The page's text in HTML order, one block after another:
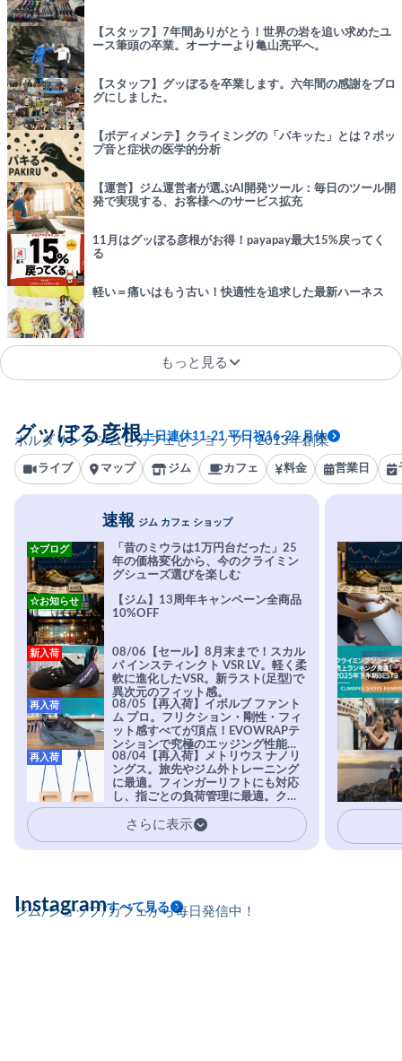
【スタッフ】7年間ありがとう！世界の岩を追い求めたユ
ース筆頭の卒業。オーナーより亀山亮平へ。
【スタッフ】グッぼるを卒業します。六年間の感謝をブロ
グにしました。
【ボディメンテ】クライミングの「パキッた」とは？ポッ
プ音と症状の医学的分析
【運営】ジム運営者が選ぶAI開発ツール：毎日のツール開
発で実現する、お客様へのサービス拡充
11月はグッぼる彦根がお得！payapay最大15%戻ってく
る
軽い＝痛いはもう古い！快適性を追求した最新ハーネス
もっと見る
ボルダリングジムとカフェとショップ｜2013年創業
グッぼる彦根土日連休11-21 平日祝16-23 月休
ライブ マップ ジム カフェ 料金 営業日
速報 ジム カフェ ショップ
「昔のミウラは1万円台だった」25
年の価格変化から、今のクライミン
グシューズ選びを楽しむ
☆ブログ
【ジム】13周年キャンペーン全商品
10%OFF
☆お知らせ
08/06【セール】8月末まで！スカル
パ インスティンクト VSR LV。軽く柔
軟に進化したVSR。新ラスト(足型)で
異次元のフィット感。
新入荷
08/05【再入荷】イボルブ ファント
ム プロ。フリクション・剛性・フィ
ット感すべてが頂点！EVOWRAPテ
ンションで究極のエッジング性能を
実現。進化系ラバーEvo-74はTRAX
を凌駕する粘着力で極小ホールドに
安心感。
再入荷
08/04【再入荷】メトリウス ナノリ
ングス。旅先やジム外トレーニング
に最適。フィンガーリフトにも対応
し、指ごとの負荷管理に最適。クラ
イマーの指を本気で鍛えるギア。
再入荷
さらに表示
ジム/ショップ/カフェから毎日発信中！
Instagramすべて見る